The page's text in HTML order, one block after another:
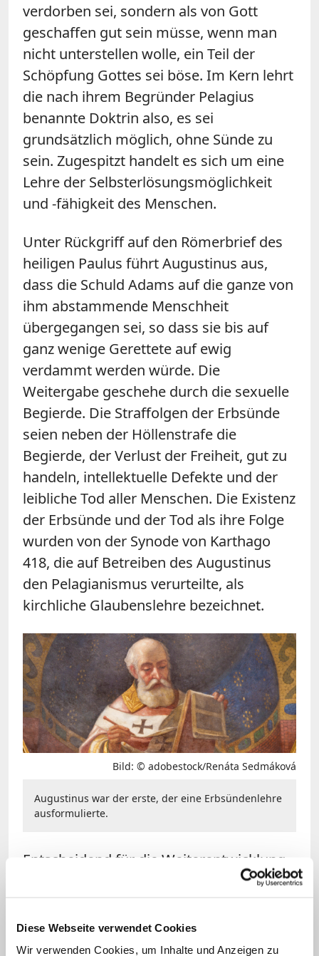
Diese Webseite verwendet Cookies
Wir verwenden Cookies, um Inhalte und Anzeigen zu
verdorben sei, sondern als von Gott
geschaffen gut sein müsse, wenn man
nicht unterstellen wolle, ein Teil der
Schöpfung Gottes sei böse. Im Kern lehrt
die nach ihrem Begründer Pelagius
benannte Doktrin also, es sei
grundsätzlich möglich, ohne Sünde zu
sein. Zugespitzt handelt es sich um eine
Lehre der Selbsterlösungsmöglichkeit
und -fähigkeit des Menschen.
Unter Rückgriff auf den Römerbrief des
heiligen Paulus führt Augustinus aus,
dass die Schuld Adams auf die ganze von
ihm abstammende Menschheit
übergegangen sei, so dass sie bis auf
ganz wenige Gerettete auf ewig
verdammt werden würde. Die
Weitergabe geschehe durch die sexuelle
Begierde. Die Straffolgen der Erbsünde
seien neben der Höllenstrafe die
Begierde, der Verlust der Freiheit, gut zu
handeln, intellektuelle Defekte und der
leibliche Tod aller Menschen. Die Existenz
der Erbsünde und der Tod als ihre Folge
wurden von der Synode von Karthago
418, die auf Betreiben des Augustinus
den Pelagianismus verurteilte, als
kirchliche Glaubenslehre bezeichnet.
Bild: © adobestock/Renáta Sedmáková
Augustinus war der erste, der eine Erbsündenlehre
ausformulierte.
Entscheidend für die Weiterentwicklung
des Erbsündenkonzepts ist im Mittelalter
Satisfaktionslehre. In seinem Werk "Cur
Deus Homo" (Warum Gott Mensch